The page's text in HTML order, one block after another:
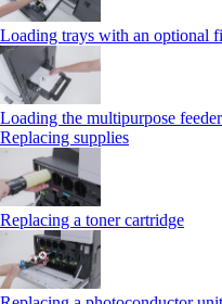
Loading trays with an optional
Loading the multipurpose feeder
Replacing supplies
Replacing a toner cartridge